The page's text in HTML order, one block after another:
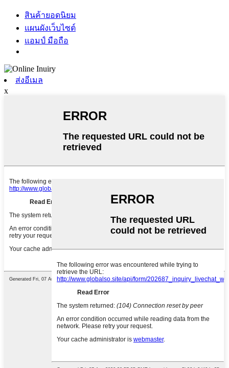
สินค้ายอดนิยม
แผนผังเว็บไซต์
แอมป์ มือถือ
ส่งอีเมล
x